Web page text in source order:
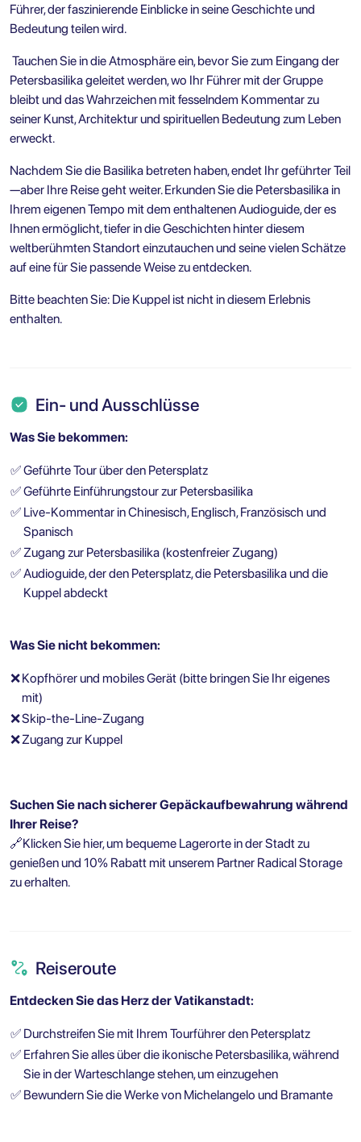
Führer, der faszinierende Einblicke in seine Geschichte und
Bedeutung teilen wird.
Tauchen Sie in die Atmosphäre ein, bevor Sie zum Eingang der
Petersbasilika geleitet werden, wo Ihr Führer mit der Gruppe
bleibt und das Wahrzeichen mit fesselndem Kommentar zu
seiner Kunst, Architektur und spirituellen Bedeutung zum Leben
erweckt.
Nachdem Sie die Basilika betreten haben, endet Ihr geführter Teil
—aber Ihre Reise geht weiter. Erkunden Sie die Petersbasilika in
Ihrem eigenen Tempo mit dem enthaltenen Audioguide, der es
Ihnen ermöglicht, tiefer in die Geschichten hinter diesem
weltberühmten Standort einzutauchen und seine vielen Schätze
auf eine für Sie passende Weise zu entdecken.
Bitte beachten Sie: Die Kuppel ist nicht in diesem Erlebnis
enthalten.
Ein- und Ausschlüsse
Was Sie bekommen:
✅Geführte Tour über den Petersplatz
✅Geführte Einführungstour zur Petersbasilika
✅ Live-Kommentar in Chinesisch, Englisch, Französisch und
Spanisch
✅ Zugang zur Petersbasilika (kostenfreier Zugang)
✅Audioguide, der den Petersplatz, die Petersbasilika und die
Kuppel abdeckt
Was Sie nicht bekommen:
❌Kopfhörer und mobiles Gerät (bitte bringen Sie Ihr eigenes
mit)
❌Skip-the-Line-Zugang
❌Zugang zur Kuppel
Suchen Sie nach sicherer Gepäckaufbewahrung während
Ihrer Reise?
🔗Klicken Sie hier, um bequeme Lagerorte in der Stadt zu
genießen und 10% Rabatt mit unserem Partner Radical Storage
zu erhalten.
Reiseroute
Entdecken Sie das Herz der Vatikanstadt:
✅ Durchstreifen Sie mit Ihrem Tourführer den Petersplatz
✅ Erfahren Sie alles über die ikonische Petersbasilika, während
Sie in der Warteschlange stehen, um einzugehen
✅ Bewundern Sie die Werke von Michelangelo und Bramante